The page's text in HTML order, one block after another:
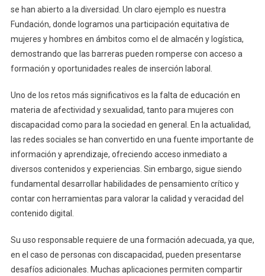
se han abierto a la diversidad. Un claro ejemplo es nuestra
Fundación, donde logramos una participación equitativa de
mujeres y hombres en ámbitos como el de almacén y logística,
demostrando que las barreras pueden romperse con acceso a
formación y oportunidades reales de inserción laboral.
Uno de los retos más significativos es la falta de educación en
materia de afectividad y sexualidad, tanto para mujeres con
discapacidad como para la sociedad en general. En la actualidad,
las redes sociales se han convertido en una fuente importante de
información y aprendizaje, ofreciendo acceso inmediato a
diversos contenidos y experiencias. Sin embargo, sigue siendo
fundamental desarrollar habilidades de pensamiento crítico y
contar con herramientas para valorar la calidad y veracidad del
contenido digital.
Su uso responsable requiere de una formación adecuada, ya que,
en el caso de personas con discapacidad, pueden presentarse
desafíos adicionales. Muchas aplicaciones permiten compartir